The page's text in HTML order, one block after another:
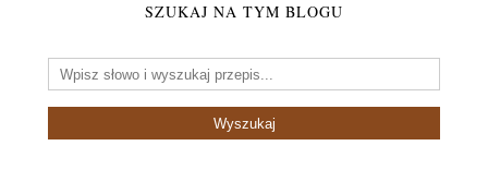
SZUKAJ NA TYM BLOGU